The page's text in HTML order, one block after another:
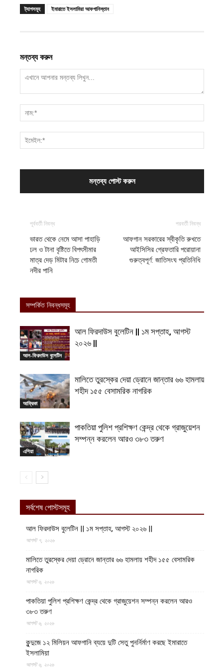
ট্যাগসমূহ ইমারাতে ইসলামিয়া আফগানিস্তান
মন্তব্য করুন
পূর্ববর্তী নিবন্ধ
ভারত থেকে নেমে আসা পাহাড়ি
ঢল ও টানা বৃষ্টিতে বিপৎসীমার
মাত্র দেড় মিটার নিচে গোমতী
নদীর পানি
পরবর্তী নিবন্ধ
আফগান সরকারের স্বীকৃতি রুখতে
আইসিসির গ্রেফতারি পরোয়ানা
গুরুত্বপূর্ণ: জাতিসংঘ প্রতিনিধি
সম্পর্কিত নিবন্ধসমূহ
আল-ফিরদাউস বুলেটিন
আল ফিরদাউস বুলেটিন || ১ম সপ্তাহ, আগস্ট
২০২৬ ||
আফ্রিকা
মালিতে তুরস্কের দেয়া ড্রোনে জান্তার ৬৬ হামলায়
শহীদ ১৫৫ বেসামরিক নাগরিক
এশিয়া
পাকতিয়া পুলিশ প্রশিক্ষণ কেন্দ্র থেকে গ্রাজুয়েশন
সম্পন্ন করলেন আরও ৩৮৩ তরুণ
সর্বশেষ পোস্টসমূহ
আল ফিরদাউস বুলেটিন || ১ম সপ্তাহ, আগস্ট ২০২৬ ||
আগস্ট ৭, ২০২৬
মালিতে তুরস্কের দেয়া ড্রোনে জান্তার ৬৬ হামলায় শহীদ ১৫৫ বেসামরিক
নাগরিক
আগস্ট ৬, ২০২৬
পাকতিয়া পুলিশ প্রশিক্ষণ কেন্দ্র থেকে গ্রাজুয়েশন সম্পন্ন করলেন আরও
৩৮৩ তরুণ
আগস্ট ৬, ২০২৬
কুন্দুজে ১২ মিলিয়ন আফগানি ব্যয়ে দুটি সেতু পুনর্নির্মাণ করছে ইমারাতে
ইসলামিয়া
আগস্ট ৬, ২০২৬